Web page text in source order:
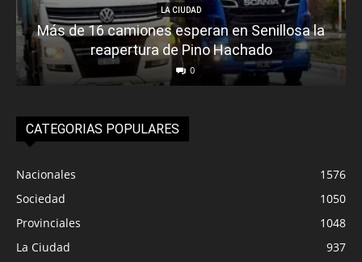
LA CIUDAD
Más de 16 camiones esperan en Senillosa la
reapertura de Pino Hachado
0
CATEGORIAS POPULARES
Nacionales
1576
Sociedad
1050
Provinciales
1048
La Ciudad
937